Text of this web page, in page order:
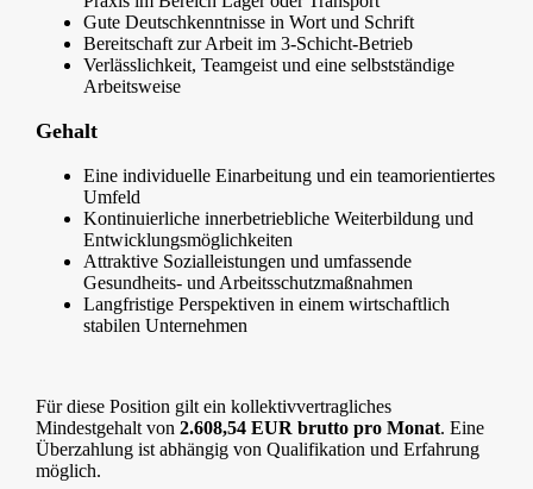
Gute Deutschkenntnisse in Wort und Schrift
Bereitschaft zur Arbeit im 3-Schicht-Betrieb
Verlässlichkeit, Teamgeist und eine selbstständige
Arbeitsweise
Gehalt
Eine individuelle Einarbeitung und ein teamorientiertes
Umfeld
Kontinuierliche innerbetriebliche Weiterbildung und
Entwicklungsmöglichkeiten
Attraktive Sozialleistungen und umfassende
Gesundheits- und Arbeitsschutzmaßnahmen
Langfristige Perspektiven in einem wirtschaftlich
stabilen Unternehmen
Für diese Position gilt ein kollektivvertragliches
Mindestgehalt von 2.608,54 EUR brutto pro Monat. Eine
Überzahlung ist abhängig von Qualifikation und Erfahrung
möglich.